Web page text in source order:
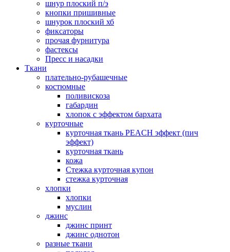
шнур плоский п/э
кнопки пришивные
шнурок плоский хб
фиксаторы
прочая фурнитура
фастексы
Пресс и насадки
Ткани
плательно-рубашечные
костюмные
поливискоза
габардин
хлопок с эффектом бархата
курточные
курточная ткань PEACH эффект (пич
эффект)
курточная ткань
кожа
Стежка курточная купон
стежка курточная
хлопки
хлопки
муслин
джинс
джинс принт
джинс однотон
разные ткани